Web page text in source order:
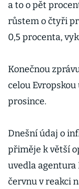
a to o pět
růstem o čtyři
0,5 procenta,
Konečnou
celou
prosince.
Dnešní údaj o
přiměje k větší
uvedla agentura
červnu v reakci